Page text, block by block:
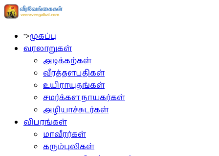
">முகப்பு
வரலாறுகள்
அடிக்கற்கள்
வீரத்தளபதிகள்
உயிராயுதங்கள்
சமர்க்கள நாயகர்கள்
அழியாச்சுடர்கள்
விபரங்கள்
மாவீரர்கள்
கரும்புலிகள்